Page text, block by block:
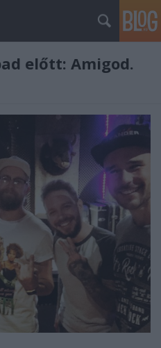
előtt: Amigod.